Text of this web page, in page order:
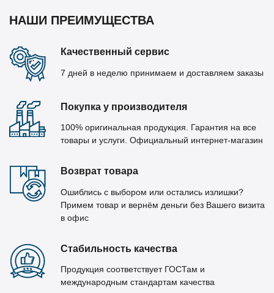
НАШИ ПРЕИМУЩЕСТВА
Качественный сервис
7 дней в неделю принимаем и доставляем заказы
Покупка у производителя
100% оригинальная продукция. Гарантия на все
товары и услуги. Официальный интернет-магазин
Возврат товара
Ошиблись с выбором или остались излишки?
Примем товар и вернём деньги без Вашего визита
в офис
Стабильность качества
Продукция соответствует ГОСТам и
международным стандартам качества